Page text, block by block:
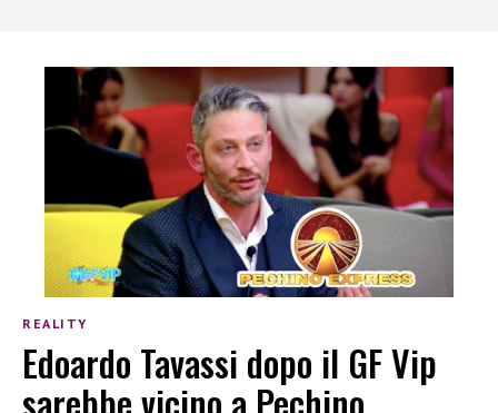
REALITY
Edoardo Tavassi dopo il GF Vip
sarebbe vicino a Pechino